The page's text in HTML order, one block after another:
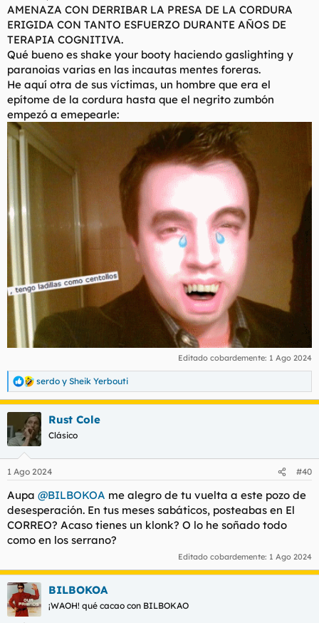
imbecil ese empezó a darme hijputas. Peo no hablemos más de
ese mariquita reprimido.
AMENAZA CON DERRIBAR LA PRESA DE LA CORDURA
ERIGIDA CON TANTO ESFUERZO DURANTE AÑOS DE
TERAPIA COGNITIVA.
Qué bueno es shake your booty haciendo gaslighting y
paranoias varias en las incautas mentes foreras.
He aquí otra de sus víctimas, un hombre que era el
epítome de la cordura hasta que el negrito zumbón
empezó a emepearle:
Editado cobardemente: 1 Ago 2024
R
e
a
c
i
e
:
serdo y Sheik Yerbouti
Rust Cole
Clásico
1 Ago 2024 #40
Aupa @BILBOKOA me alegro de tu vuelta a este pozo de
desesperación. En tus meses sabáticos, posteabas en El
CORREO? Acaso tienes un klonk? O lo he soñado todo
como en los serrano?
Editado cobardemente: 1 Ago 2024
BILBOKOA
¡WAOH! qué cacao con BILBOKAO